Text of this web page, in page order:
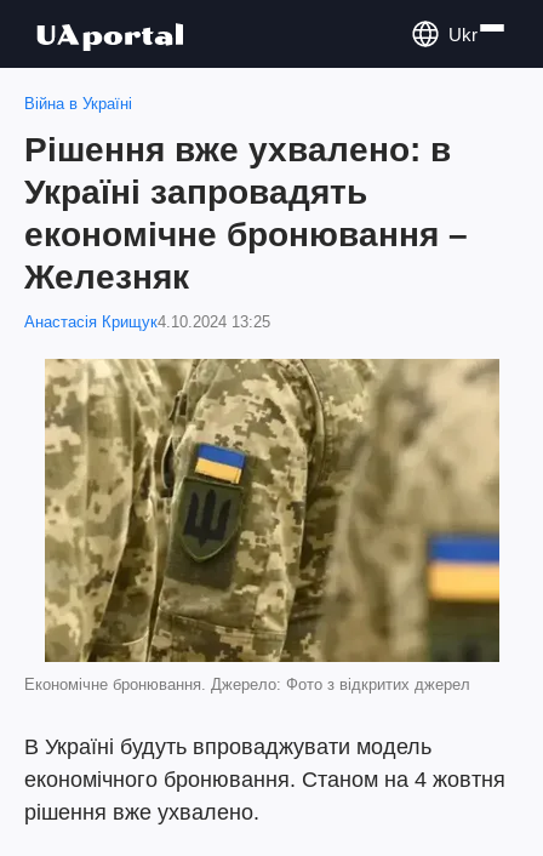
Ukr
Війна в Україні
Рішення вже ухвалено: в
Україні запровадять
економічне бронювання –
Железняк
Анастасія Крищук4.10.2024 13:25
Економічне бронювання. Джерело: Фото з відкритих джерел
В Україні будуть впроваджувати модель
економічного бронювання. Станом на 4 жовтня
рішення вже ухвалено.